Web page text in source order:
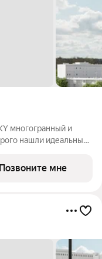
нашли идеальный
и уютом
Позвоните мне